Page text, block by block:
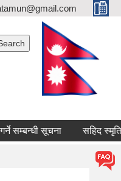
सम्बन्धी सूचना सहिद स्मृति